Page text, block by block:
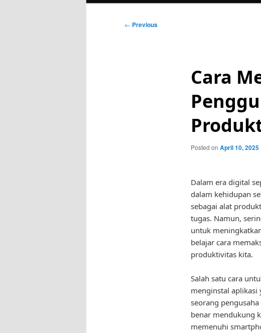
Post
← Previous
Cara
Posted on April 10, 2025
Dalam era digital
dalam kehidupan
sebagai alat
tugas. Namun,
untuk
belajar cara
produktivitas kita.
Salah satu cara
menginstal aplikasi
seorang
benar mendukung
memenuhi